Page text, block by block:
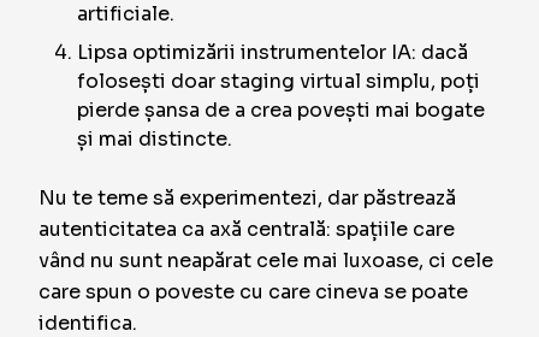
artificiale.
Lipsa optimizării instrumentelor IA: dacă
folosești doar staging virtual simplu, poți
pierde șansa de a crea povești mai bogate
și mai distincte.
Nu te teme să experimentezi, dar păstrează
autenticitatea ca axă centrală: spațiile care
vând nu sunt neapărat cele mai luxoase, ci cele
care spun o poveste cu care cineva se poate
identifica.